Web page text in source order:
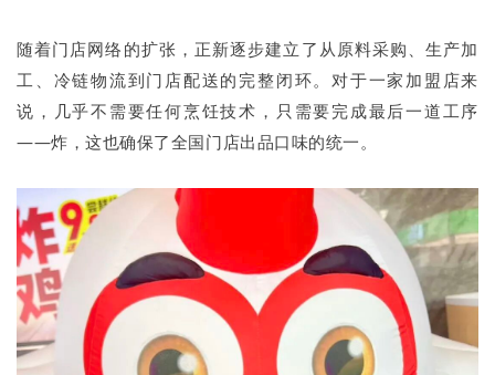
随着门店网络的扩张，正新逐步建立了从原料采购、生产加
工、冷链物流到门店配送的完整闭环。对于一家加盟店来
说，几乎不需要任何烹饪技术，只需要完成最后一道工序
——炸，这也确保了全国门店出品口味的统一。